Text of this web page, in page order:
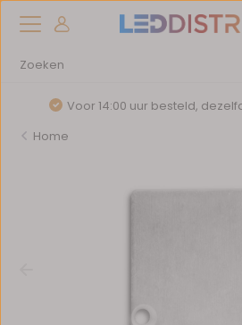
Voor 14:00 uur besteld,
Home